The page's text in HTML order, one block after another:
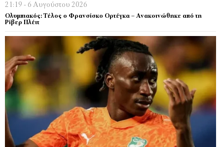
21:19 - 6 Αυγούστου 2026
Ολυμπιακός: Τέλος ο Φρανσίσκο Ορτέγκα – Ανακοινώθηκε από τη
Ρίβερ Πλέιτ